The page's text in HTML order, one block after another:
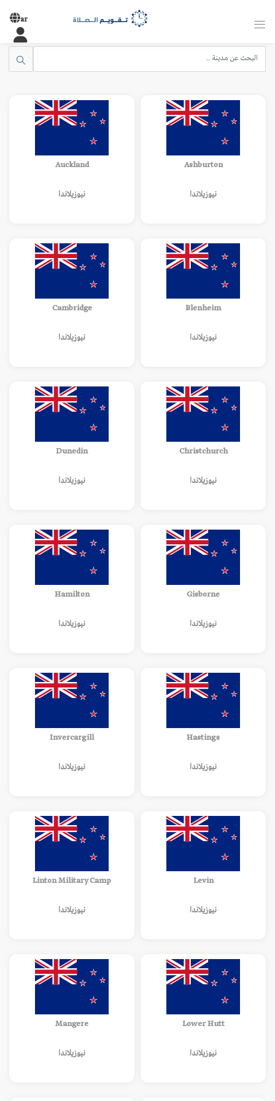
ar
Ashburton
نيوزيلاندا
Auckland
نيوزيلاندا
Blenheim
نيوزيلاندا
Cambridge
نيوزيلاندا
Christchurch
نيوزيلاندا
Dunedin
نيوزيلاندا
Gisborne
نيوزيلاندا
Hamilton
نيوزيلاندا
Hastings
نيوزيلاندا
Invercargill
نيوزيلاندا
Levin
نيوزيلاندا
Linton Military Camp
نيوزيلاندا
Lower Hutt
نيوزيلاندا
Mangere
نيوزيلاندا